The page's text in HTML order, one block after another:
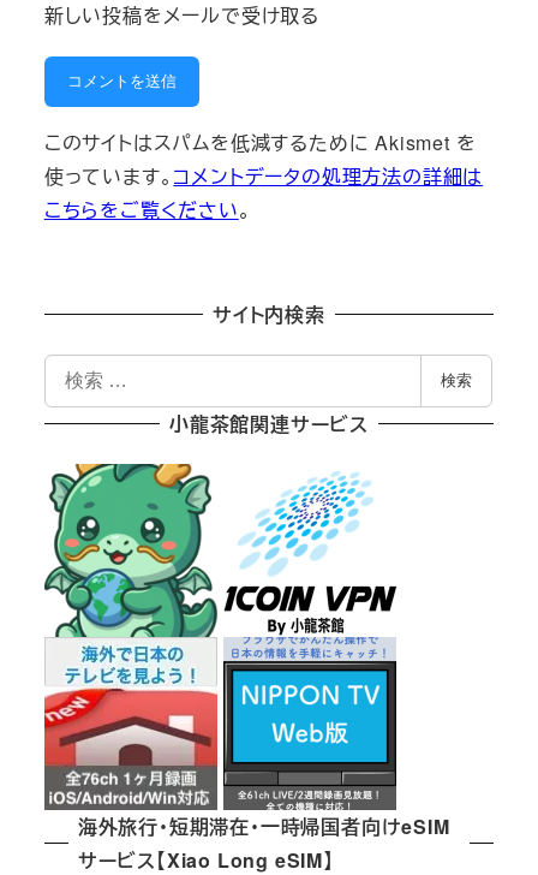
新しい投稿をメールで受け取る
このサイトはスパムを低減するために Akismet を
使っています。 コメントデータの処理方法の詳細は
こちらをご覧ください。
サイト内検索
検
索
検索
小龍茶館関連サービス
海外旅行・短期滞在・一時帰国者向けeSIM
サービス【Xiao Long eSIM】